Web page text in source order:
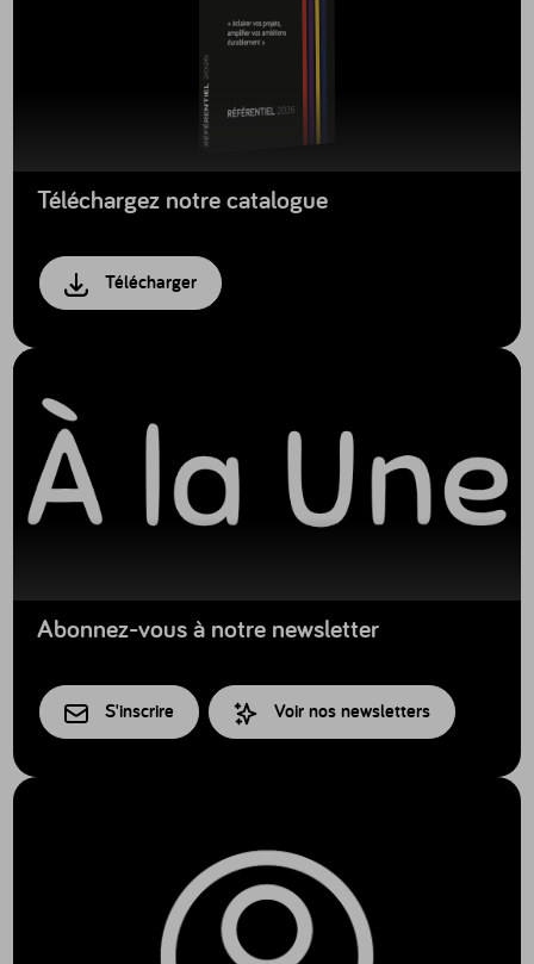
Téléchargez notre catalogue
Télécharger
Abonnez-vous à notre newsletter
S'inscrire Voir nos newsletters